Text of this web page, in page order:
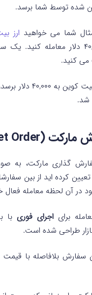
شده توسط شما برسد.
شما می‌ خواهید ارز
قیمت ۴۰,۰۰۰ دلار معامله
کنید.
اگر قیمت بیت کوین
شد.
گذاری مارکت، به
کرده اید از بین
در آن لحظه معامله فعال
برای اجرای فوری با
طراحی شده است.
سفارش بلافاصله با قیمت